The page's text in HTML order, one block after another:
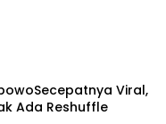
Viral,
Ada Reshuffle